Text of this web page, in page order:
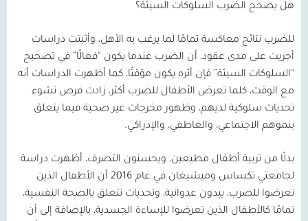
هل يصحح الضرب السلوكات السيئة؟
للضرب نتائج معاكسة تمامًا لما يرغب به الأهل، وأثبتت دراسات
أجريت على مدى عقود، أن الضرب عندما يكون
فعالًا
في تصحيح
السلوكات السيئة فإن أثره يكون مؤقتًا، كما أظهرت الدراسات أنه
مع الوقت، كلما تعرض الأطفال للضرب أكثر، زادت فرص نشوء
تحديات سلوكية لديهم، وظهور مخرجات غير صحية فيما يتعلق
بنموهم الاجتماعي، والعاطفي، والإدراكي.
بدلًا من تربية أطفال مطيعين، ويحسنون التصرف، أظهرت دراسة
لجامعتي تكساس وميشيغان في عام
أن الأطفال الذين
تعرضوا للضرب، يبدون عدوانية، وتحديات تتعلق بالصحة النفسية،
تمامًا كالأطفال الذين تعرضوا للإساءة الجسدية، بالإضافة إلى أن